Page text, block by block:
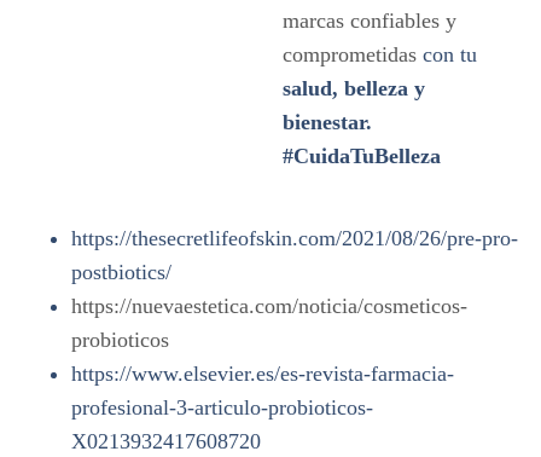
marcas confiables y
comprometidas con tu
salud, belleza y
bienestar.
#CuidaTuBelleza
https://thesecretlifeofskin.com/2021/08/26/pre-pro-
postbiotics/
https://nuevaestetica.com/noticia/cosmeticos-
probioticos
https://www.elsevier.es/es-revista-farmacia-
profesional-3-articulo-probioticos-
X0213932417608720